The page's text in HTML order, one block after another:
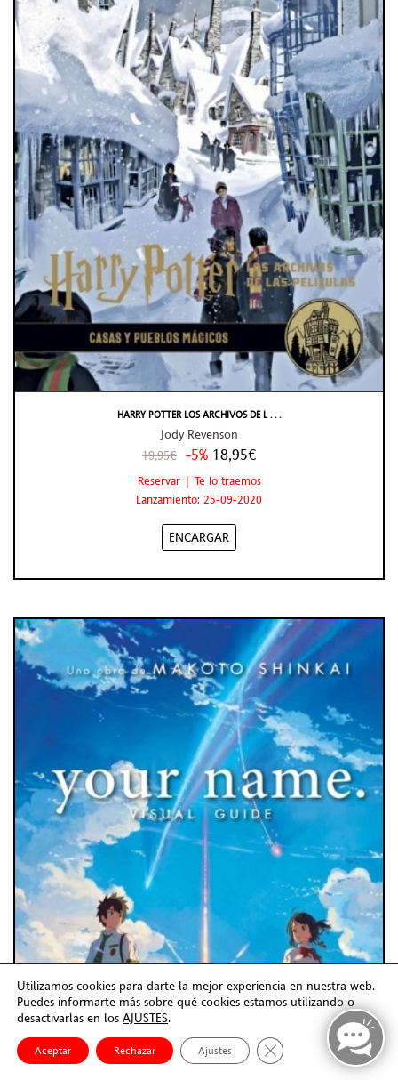
HARRY POTTER LOS ARCHIVOS DE L . . .
Jody Revenson
19,95€ -5% 18,95€
Reservar | Te lo traemos
Lanzamiento: 25-09-2020
ENCARGAR
Utilizamos cookies para darte la mejor experiencia en nuestra web.
Puedes informarte más sobre qué cookies estamos utilizando o
desactivarlas en los AJUSTES.
Aceptar Rechazar Ajustes Cerrar el banner de